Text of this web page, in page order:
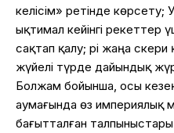
келісім» ретінде көрсету;
ықтимал кейінгі әрекеттер
сақтап қалу; әрі жаңа
жүйелі түрде дайындық
Болжам бойынша, осы
аумағында өз империялық
бағытталған